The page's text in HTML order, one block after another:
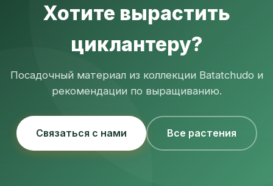
Хотите вырастить
циклантеру?
Посадочный материал из коллекции Batatchudo и
рекомендации по выращиванию.
Связаться с нами Все растения